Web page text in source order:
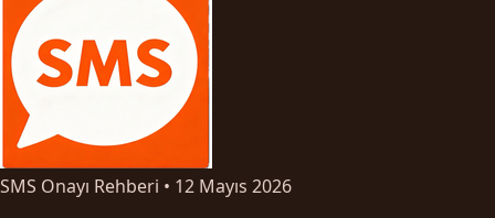
SMS Onayı Rehberi • 12 Mayıs 2026